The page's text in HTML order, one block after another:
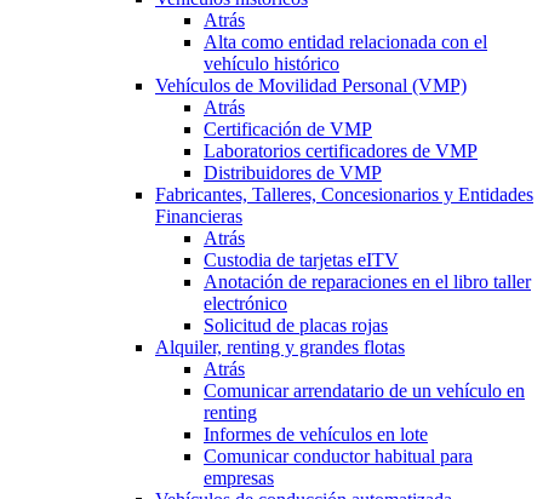
Atrás
Alta como entidad relacionada con el
vehículo histórico
Vehículos de Movilidad Personal (VMP)
Atrás
Certificación de VMP
Laboratorios certificadores de VMP
Distribuidores de VMP
Fabricantes, Talleres, Concesionarios y Entidades
Financieras
Atrás
Custodia de tarjetas eITV
Anotación de reparaciones en el libro taller
electrónico
Solicitud de placas rojas
Alquiler, renting y grandes flotas
Atrás
Comunicar arrendatario de un vehículo en
renting
Informes de vehículos en lote
Comunicar conductor habitual para
empresas